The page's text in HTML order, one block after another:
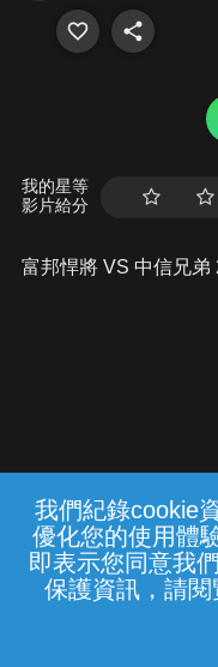
我們紀錄cookie
優化您的使用體
即表示您同意我
保護資訊，請閱
我的星等
影片給分
富邦悍將 VS 中信兄弟
常見問題 線上客
中華電信股
(統一編